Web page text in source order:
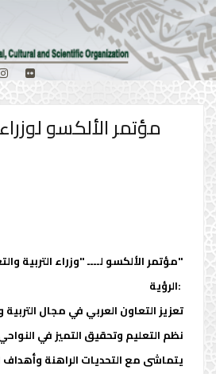
مؤتمر الألكسو لوزراء
مؤتمر الألكسو لــــ "وزراء التربية والتعليم العرب"
الرؤية:
تعزيز التعاون العربي في مجال التربية
نظم التعليم وتحقيق التميز في النواحي
يتماشى مع التحديات الراهنة وأهداف